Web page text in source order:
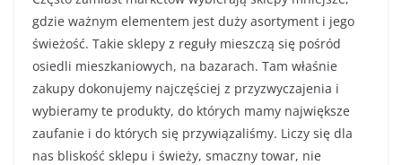
gdzie ważnym elementem jest duży asortyment i jego
świeżość. Takie sklepy z reguły mieszczą się pośród
osiedli mieszkaniowych, na bazarach. Tam właśnie
zakupy dokonujemy najczęściej z przyzwyczajenia i
wybieramy te produkty, do których mamy największe
zaufanie i do których się przywiązaliśmy. Liczy się dla
nas bliskość sklepu i świeży, smaczny towar, nie